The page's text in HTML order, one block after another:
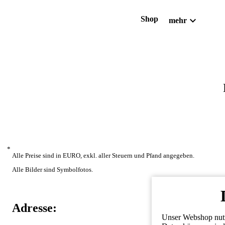
Unser Webshop
Shop mehrexpand_more
*
Alle Preise sind in EURO, exkl. aller Steuern und Pfand angegeben.
Alle Bilder sind Symbolfotos.
Adresse: